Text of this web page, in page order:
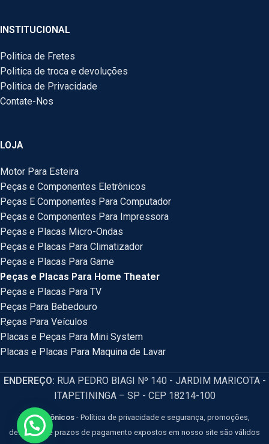
INSTITUCIONAL
Politica de Fretes
Politica de troca e devoluções
Politica de Privacidade
Contate-Nos
LOJA
Motor Para Esteira
Peças e Componentes Eletrônicos
Peças E Componentes Para Computador
Peças e Componentes Para Impressora
Peças e Placas Micro-Ondas
Peças e Placas Para Climatizador
Peças e Placas Para Game
Peças e Placas Para Home Theater
Peças e Placas Para TV
Peças Para Bebedouro
Peças Para Veículos
Placas e Peças Para Mini System
Placas e Placas Para Maquina de Lavar
ENDEREÇO: RUA PEDRO BIAGI Nº 140 - JARDIM MARICOTA -
ITAPETININGA – SP - CEP 18214-100
HM Eletrônicos - Política de privacidade e segurança, promoções,
descontos e prazos de pagamento expostos em nosso site são válidos